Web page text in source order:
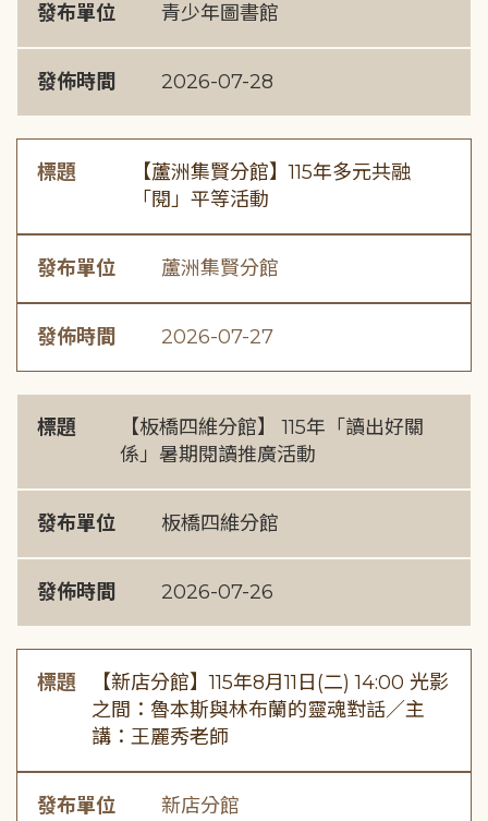
發布單位 青少年圖書館
發佈時間 2026-07-28
標題
【蘆洲集賢分館】115年多元共融
「閱」平等活動
發布單位 蘆洲集賢分館
發佈時間 2026-07-27
標題
【板橋四維分館】 115年「讀出好關
係」暑期閱讀推廣活動
發布單位 板橋四維分館
發佈時間 2026-07-26
標題
【新店分館】115年8月11日(二) 14:00 光影
之間：魯本斯與林布蘭的靈魂對話／主
講：王麗秀老師
發布單位 新店分館